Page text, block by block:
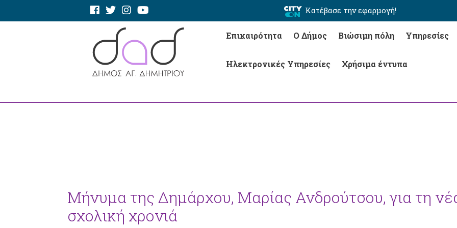
Κατέβασε την εφαρμογή!
Επικαιρότητα Ο Δήμος Βιώσιμη πόλη Υπηρεσίες
Ηλεκτρονικές Υπηρεσίες Χρήσιμα έντυπα
Μήνυμα της Δημάρχου, Μαρίας Ανδρούτσου, για τη
σχολική χρονιά